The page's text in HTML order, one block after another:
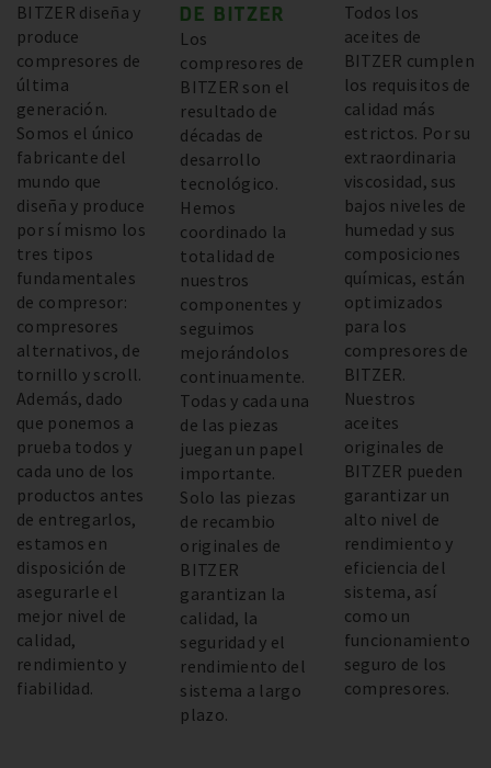
BITZER diseña y
produce
compresores de
última
generación.
Somos el único
fabricante del
mundo que
diseña y produce
por sí mismo los
tres tipos
fundamentales
de compresor:
compresores
alternativos, de
tornillo y scroll.
Además, dado
que ponemos a
prueba todos y
cada uno de los
productos antes
de entregarlos,
estamos en
disposición de
asegurarle el
mejor nivel de
calidad,
rendimiento y
fiabilidad.
DE BITZER
Los
compresores de
BITZER son el
resultado de
décadas de
desarrollo
tecnológico.
Hemos
coordinado la
totalidad de
nuestros
componentes y
seguimos
mejorándolos
continuamente.
Todas y cada una
de las piezas
juegan un papel
importante.
Solo las piezas
de recambio
originales de
BITZER
garantizan la
calidad, la
seguridad y el
rendimiento del
sistema a largo
plazo.
Todos los
aceites de
BITZER cumplen
los requisitos de
calidad más
estrictos. Por su
extraordinaria
viscosidad, sus
bajos niveles de
humedad y sus
composiciones
químicas, están
optimizados
para los
compresores de
BITZER.
Nuestros
aceites
originales de
BITZER pueden
garantizar un
alto nivel de
rendimiento y
eficiencia del
sistema, así
como un
funcionamiento
seguro de los
compresores.